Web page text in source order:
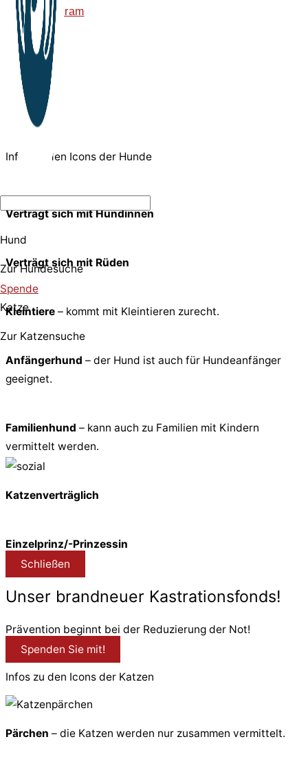
Hund
Zur Hundesuche
Spende
Katze
Zur Katzensuche
instagram
tiktok
Infos zu den Icons der Hunde
Verträgt sich mit Hündinnen
Verträgt sich mit Rüden
Kleintiere – kommt mit Kleintieren zurecht.
Anfängerhund – der Hund ist auch für Hundeanfänger
geeignet.
Familienhund – kann auch zu Familien mit Kindern
vermittelt werden.
Katzenverträglich
Einzelprinz/-Prinzessin
Schließen
Unser brandneuer Kastrationsfonds!
Prävention beginnt bei der Reduzierung der Not!
Spenden Sie mit!
Infos zu den Icons der Katzen
Pärchen – die Katzen werden nur zusammen vermittelt.